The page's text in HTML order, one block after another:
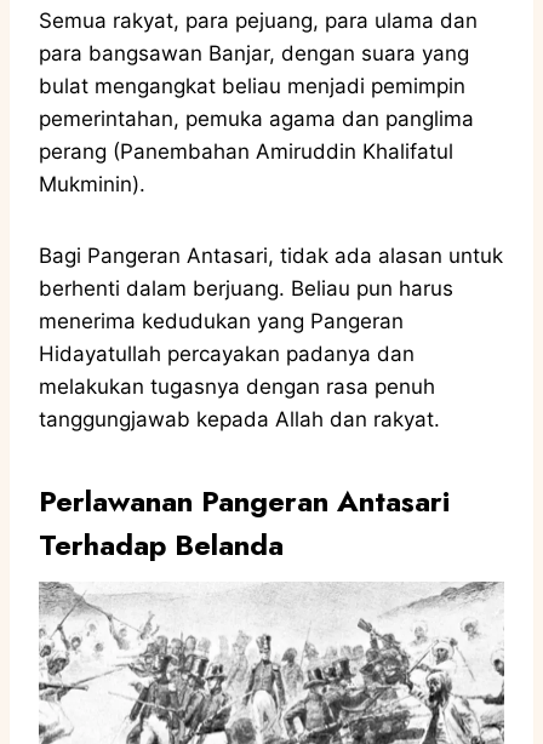
Semua rakyat, para pejuang, para ulama dan
para bangsawan Banjar, dengan suara yang
bulat mengangkat beliau menjadi pemimpin
pemerintahan, pemuka agama dan panglima
perang (Panembahan Amiruddin Khalifatul
Mukminin).
Bagi Pangeran Antasari, tidak ada alasan untuk
berhenti dalam berjuang. Beliau pun harus
menerima kedudukan yang Pangeran
Hidayatullah percayakan padanya dan
melakukan tugasnya dengan rasa penuh
tanggungjawab kepada Allah dan rakyat.
Perlawanan Pangeran Antasari
Terhadap Belanda